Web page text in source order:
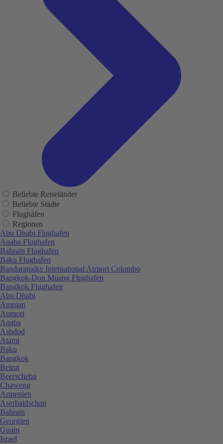
Beliebte Reiseländer
Beliebte Städte
Flughäfen
Regionen
Abu Dhabi Flughafen
Aqaba Flughafen
Bahrain Flughafen
Baku Flughafen
Bandaranaike International Airport Colombo
Bangkok-Don Muang Flughafen
Bangkok Flughafen
Abu Dhabi
Amman
Aomori
Aqaba
Ashdod
Atami
Baku
Bangkok
Beirut
Beerscheba
Chaweng
Armenien
Aserbaidschan
Bahrain
Georgien
Guam
Israel